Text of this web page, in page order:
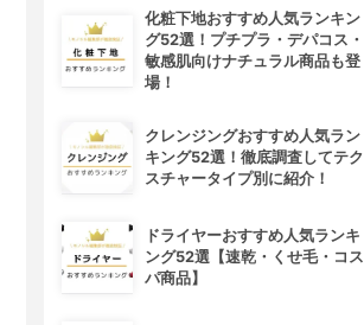
化粧下地おすすめ人気ランキン
グ52選！プチプラ・デパコス・
敏感肌向けナチュラル商品も登
場！
クレンジングおすすめ人気ラン
キング52選！徹底調査してテク
スチャータイプ別に紹介！
ドライヤーおすすめ人気ランキ
ング52選【速乾・くせ毛・コス
パ商品】